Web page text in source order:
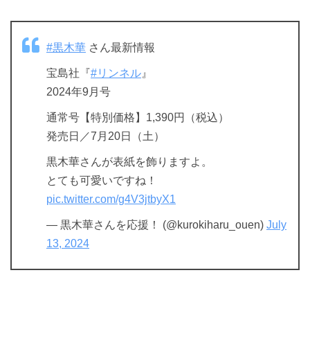
#黒木華 さん最新情報
宝島社『#リンネル 』
2024年9月号
通常号【特別価格】1,390円（税込）
発売日／7月20日（土）
黒木華さんが表紙を飾りますよ。
とても可愛いですね！
pic.twitter.com/g4V3jtbyX1
— 黒木華さんを応援！ (@kurokiharu_ouen) July
13, 2024